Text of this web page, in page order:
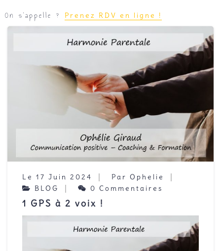
On s’appelle ?
Prenez RDV en ligne !
Le 17 Juin 2024
Par Ophelie
BLOG
0 Commentaires
1 GPS à 2 voix !